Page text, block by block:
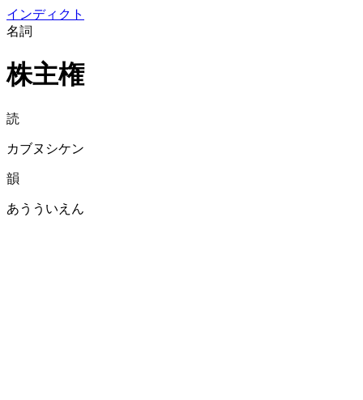
インディクト
名詞
株主権
読
カブヌシケン
韻
あうういえん